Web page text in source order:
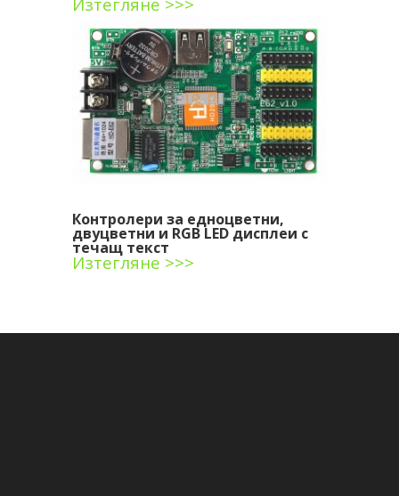
Контролери за едноцветни,
двуцветни и RGB LED дисплеи с
течащ текст
Изтегляне >>>